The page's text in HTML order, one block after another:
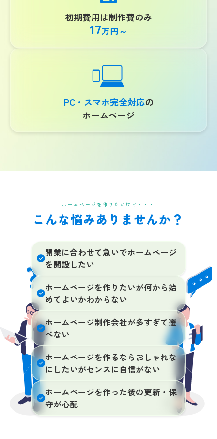
初期費用は制作費のみ
17万円～
PC・スマホ完全対応の
ホームページ
ホームページを作りたいけど・・・
こんな悩みありませんか？
開業に合わせて急いでホームページ
を開設したい
ホームページを作りたいが何から始
めてよいかわからない
ホームページ制作会社が多すぎて選
べない
ホームページを作るならおしゃれな
にしたいがセンスに自信がない
ホームページを作った後の更新・保
守が心配